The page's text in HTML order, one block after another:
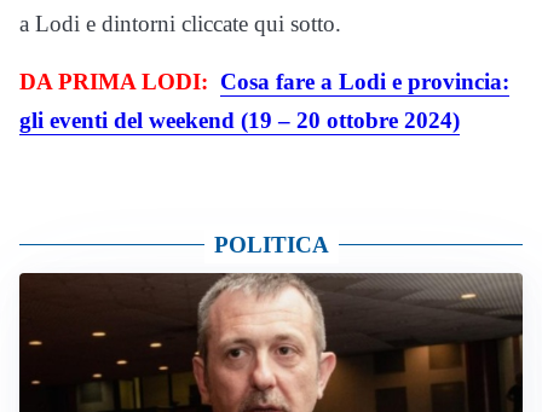
a Lodi e dintorni cliccate qui sotto.
DA PRIMA LODI: Cosa fare a Lodi e provincia:
gli eventi del weekend (19 – 20 ottobre 2024)
POLITICA